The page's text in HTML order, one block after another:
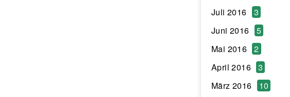
Juli 2016
3
Juni 2016
5
Mai 2016
2
April 2016
3
März 2016
10